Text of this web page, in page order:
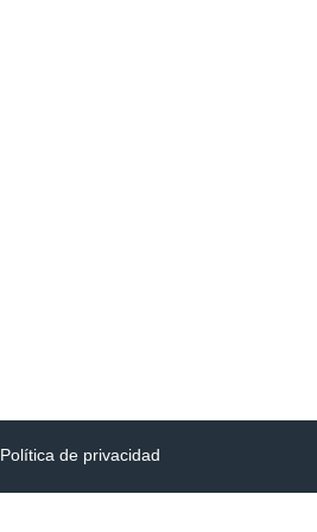
Política de privacidad